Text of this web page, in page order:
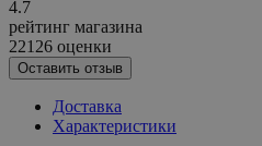
4.7
рейтинг магазина
22126 оценки
Оставить отзыв
Доставка
Характеристики